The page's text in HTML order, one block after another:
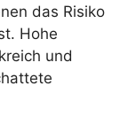
das Risiko
Hohe
und